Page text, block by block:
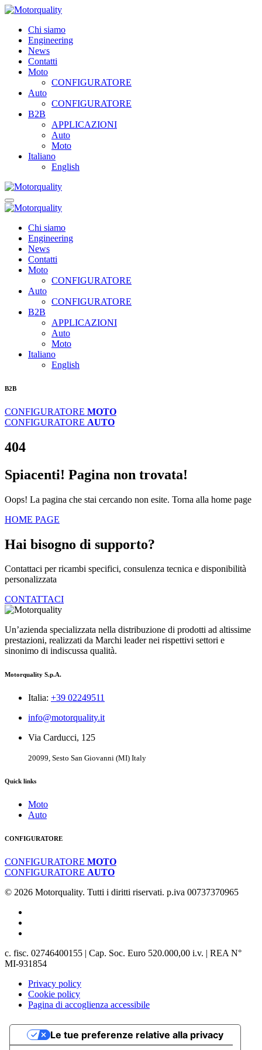
Chi siamo
Engineering
News
Contatti
Moto
CONFIGURATORE
Auto
CONFIGURATORE
B2B
APPLICAZIONI
Auto
Moto
Italiano
English
Chi siamo
Engineering
News
Contatti
Moto
CONFIGURATORE
Auto
CONFIGURATORE
B2B
APPLICAZIONI
Auto
Moto
Italiano
English
B2B
CONFIGURATORE MOTO
CONFIGURATORE AUTO
404
Spiacenti! Pagina non trovata!
Oops! La pagina che stai cercando non esite. Torna alla home page
HOME PAGE
Hai bisogno di supporto?
Contattaci per ricambi specifici, consulenza tecnica e disponibilità
personalizzata
CONTATTACI
Un’azienda specializzata nella distribuzione di prodotti ad altissime
prestazioni, realizzati da Marchi leader nei rispettivi settori e
sinonimo di indiscussa qualità.
Motorquality S.p.A.
Italia: +39 02249511
info@motorquality.it
Via Carducci, 125
20099, Sesto San Giovanni (MI) Italy
Quick links
Moto
Auto
CONFIGURATORE
CONFIGURATORE MOTO
CONFIGURATORE AUTO
© 2026 Motorquality. Tutti i diritti riservati. p.iva 00737370965
c. fisc. 02746400155 | Cap. Soc. Euro 520.000,00 i.v. | REA N°
MI-931854
Privacy policy
Cookie policy
Pagina di accoglienza accessibile
Le tue preferenze relative alla privacy